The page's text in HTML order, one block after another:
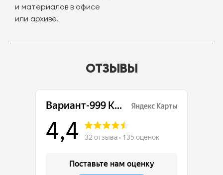
и материалов в офисе
или архиве.
ОТЗЫВЫ